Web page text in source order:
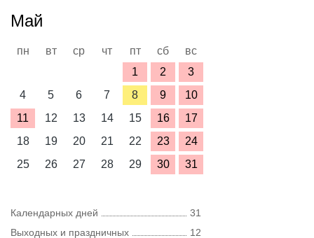
Май
пн вт ср чт пт сб
вс
1
2
3
4
5 6 7 8 9
10
11
12 13 14 15 16
17
18
19 20 21 22 23
24
25
26 27 28 29 30 31
Календарных дней
31
Выходных и праздничных
12